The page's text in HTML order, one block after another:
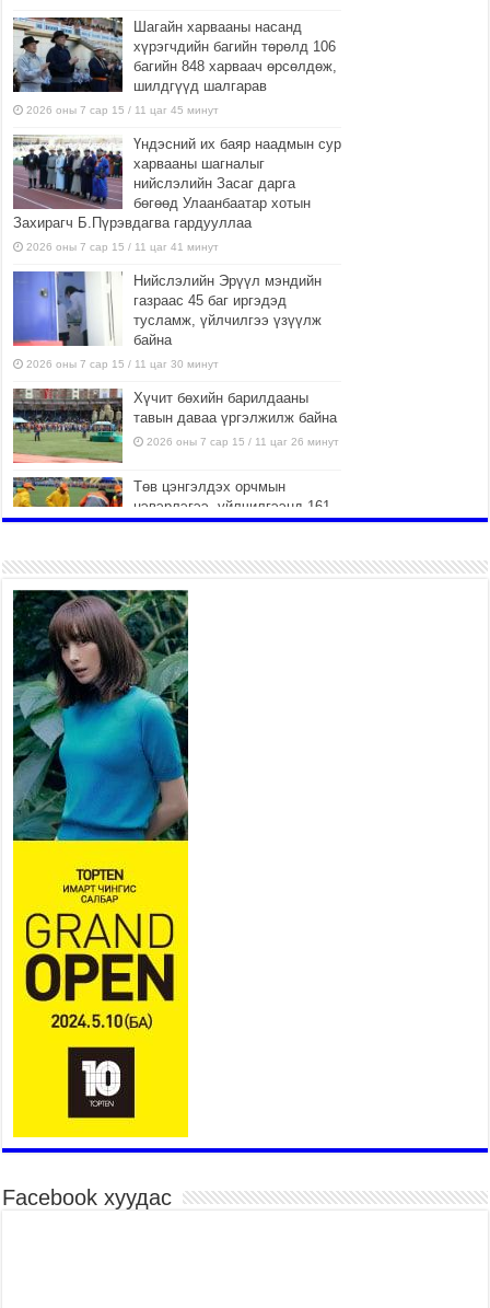
Шагайн харвааны насанд
хүрэгчдийн багийн төрөлд 106
багийн 848 харваач өрсөлдөж,
шилдгүүд шалгарав
2026 оны 7 сар 15 / 11 цаг 45 минут
Үндэсний их баяр наадмын сур
харвааны шагналыг
нийслэлийн Засаг дарга
бөгөөд Улаанбаатар хотын
Захирагч Б.Пүрэвдагва гардууллаа
2026 оны 7 сар 15 / 11 цаг 41 минут
Нийслэлийн Эрүүл мэндийн
газраас 45 баг иргэдэд
тусламж, үйлчилгээ үзүүлж
байна
2026 оны 7 сар 15 / 11 цаг 30 минут
Хүчит бөхийн барилдааны
тавын даваа үргэлжилж байна
2026 оны 7 сар 15 / 11 цаг 26 минут
Төв цэнгэлдэх орчмын
цэвэрлэгээ, үйлчилгээнд 161
ажилтан, 27 техниктэй
2026 оны 7 сар 15 / 11 цаг 22 минут
Наадмын амралтын өдрүүдэд
нийслэлийн эрүүл мэндийн
байгууллагууд дараах
хуваарийн дагуу ажиллана
2026 оны 7 сар 15 / 11 цаг 18 минут
Үндэсний их баяр наадам эхэллээ
2026 оны 7 сар 15 / 11 цаг 14 минут
Үер усны аюулаас сэргийлж, нийслэлийн Онцгой
байдлын газрын 162 алба хаагч үүрэг гүйцэтгэж
байна
2026 оны 7 сар 15 / 11 цаг 07 минут
Үндэсний их сурын харваанд 850 харваач цэц
мэргэнээ сорьж байна
2026 оны 7 сар 15 / 11 цаг 03 минут
Төв цэнгэлдэхийн эргэн тойронд
2026 оны 7 сар 15 / 10 цаг 58 минут
Үндэсний их баяр наадмын шагайн харваа
насанд хүрэгчдийн багийн харваагаар
үргэлжилж байна
2026 оны 7 сар 15 / 10 цаг 52 минут
Үндэсний их баяр наадмын хүчит бөхийн
барилдаан эхэллээ
2026 оны 7 сар 15 / 10 цаг 46 минут
Үндэсний хувцасны өдрийг тохиолдуулан
“Дээлтэй монгол наадам” боллоо
Facebook хуудас